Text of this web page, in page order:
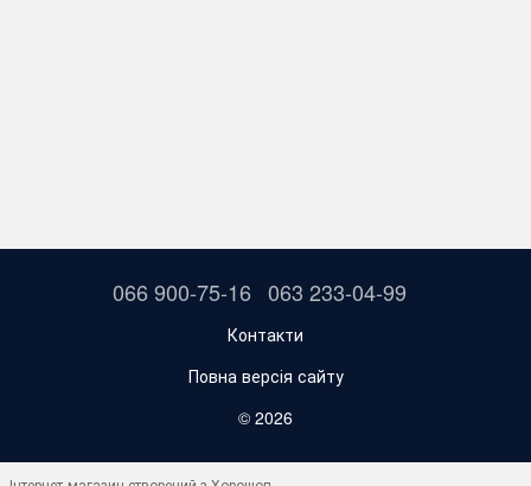
066 900-75-16 063 233-04-99
Контакти
Повна версія сайту
© 2026